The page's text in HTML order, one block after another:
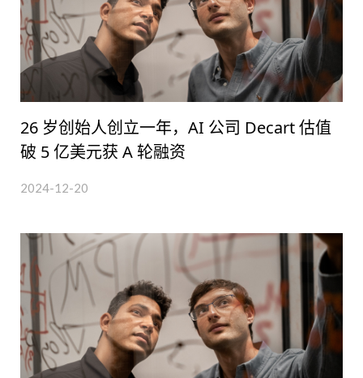
26 岁创始人创立一年，AI 公司 Decart 估值
破 5 亿美元获 A 轮融资
2024-12-20